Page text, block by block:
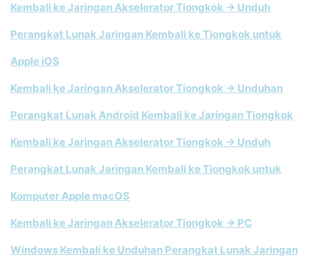
Kembali ke Jaringan Akselerator Tiongkok → Unduh
Perangkat Lunak Jaringan Kembali ke Tiongkok untuk
Apple iOS
Kembali ke Jaringan Akselerator Tiongkok → Unduhan
Perangkat Lunak Android Kembali ke Jaringan Tiongkok
Kembali ke Jaringan Akselerator Tiongkok → Unduh
Perangkat Lunak Jaringan Kembali ke Tiongkok untuk
Komputer Apple macOS
Kembali ke Jaringan Akselerator Tiongkok → PC
Windows Kembali ke Unduhan Perangkat Lunak Jaringan